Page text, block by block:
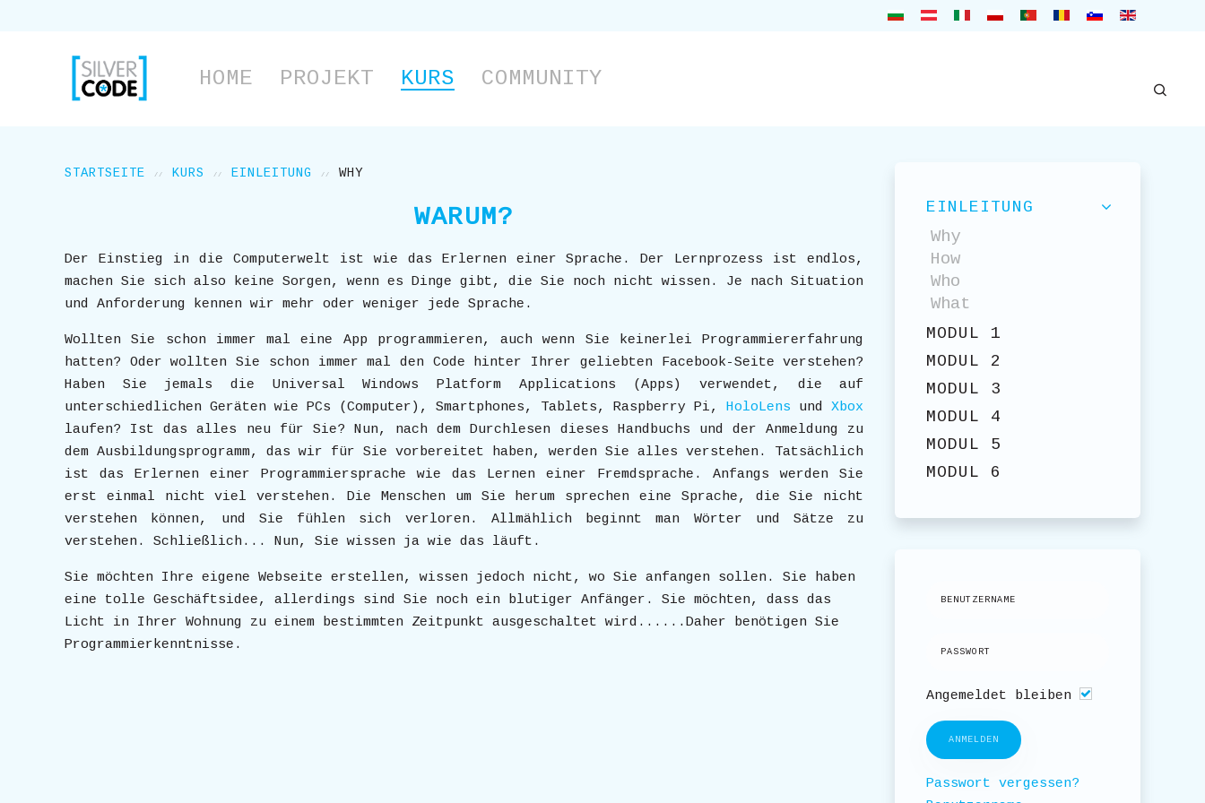
HOME PROJEKT KURS COMMUNITY
STARTSEITE KURS EINLEITUNG WHY
WARUM?
Der Einstieg in die Computerwelt ist wie das Erlernen einer Sprache. Der Lernprozess ist endlos,
machen Sie sich also keine Sorgen, wenn es Dinge gibt, die Sie noch nicht wissen. Je nach Situation
und Anforderung kennen wir mehr oder weniger jede Sprache.
Wollten Sie schon immer mal eine App programmieren, auch wenn Sie keinerlei Programmiererfahrung
hatten? Oder wollten Sie schon immer mal den Code hinter Ihrer geliebten Facebook-Seite verstehen?
Haben Sie jemals die Universal Windows Platform Applications (Apps) verwendet, die auf
unterschiedlichen Geräten wie PCs (Computer), Smartphones, Tablets, Raspberry Pi,HoloLens undXbox
laufen? Ist das alles neu für Sie? Nun, nach dem Durchlesen dieses Handbuchs und der Anmeldung zu
dem Ausbildungsprogramm, das wir für Sie vorbereitet haben, werden Sie alles verstehen. Tatsächlich
ist das Erlernen einer Programmiersprache wie das Lernen einer Fremdsprache. Anfangs werden Sie
erst einmal nicht viel verstehen. Die Menschen um Sie herum sprechen eine Sprache, die Sie nicht
verstehen können, und Sie fühlen sich verloren. Allmählich beginnt man Wörter und Sätze zu
verstehen. Schließlich... Nun, Sie wissen ja wie das läuft.
Sie möchten Ihre eigene Webseite erstellen, wissen jedoch nicht, wo Sie anfangen sollen. Sie haben
eine tolle Geschäftsidee, allerdings sind Sie noch ein blutiger Anfänger. Sie möchten, dass das
Licht in Ihrer Wohnung zu einem bestimmten Zeitpunkt ausgeschaltet wird......Daher benötigen Sie
Programmierkenntnisse.
EINLEITUNG
Why
How
Who
What
MODUL 1
MODUL 2
MODUL 3
MODUL 4
MODUL 5
MODUL 6
Angemeldet bleiben
ANMELDEN
Passwort vergessen?